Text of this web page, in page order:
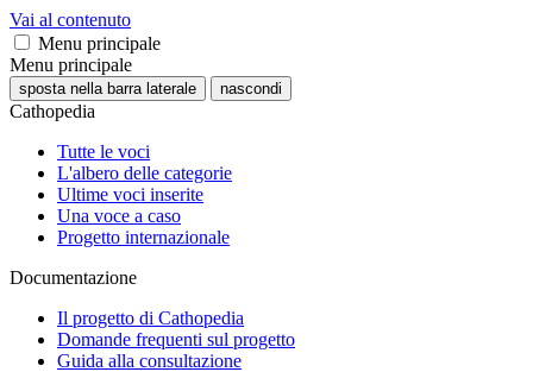
Vai al contenuto
Menu principale
Menu principale
sposta nella barra laterale nascondi
Cathopedia
Tutte le voci
L'albero delle categorie
Ultime voci inserite
Una voce a caso
Progetto internazionale
Documentazione
Il progetto di Cathopedia
Domande frequenti sul progetto
Guida alla consultazione